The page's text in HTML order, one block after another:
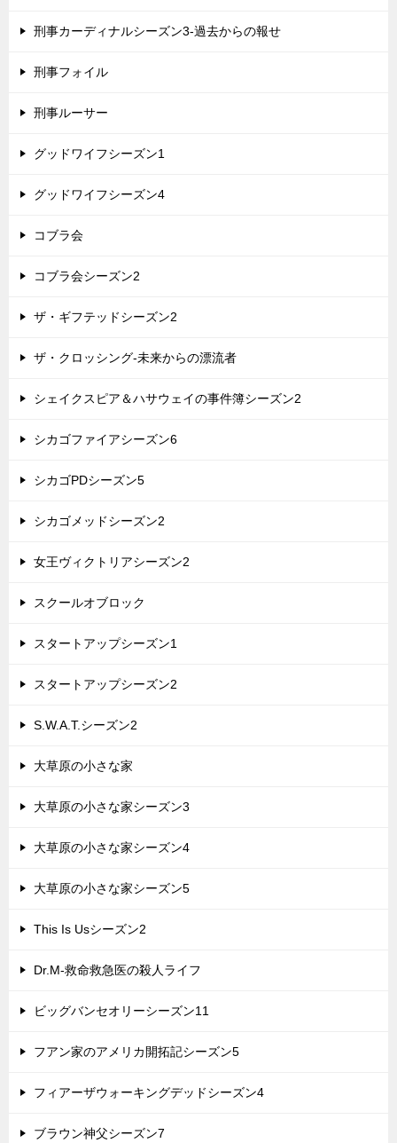
刑事カーディナルシーズン3-過去からの報せ
刑事フォイル
刑事ルーサー
グッドワイフシーズン1
グッドワイフシーズン4
コブラ会
コブラ会シーズン2
ザ・ギフテッドシーズン2
ザ・クロッシング-未来からの漂流者
シェイクスピア＆ハサウェイの事件簿シーズン2
シカゴファイアシーズン6
シカゴPDシーズン5
シカゴメッドシーズン2
女王ヴィクトリアシーズン2
スクールオブロック
スタートアップシーズン1
スタートアップシーズン2
S.W.A.T.シーズン2
大草原の小さな家
大草原の小さな家シーズン3
大草原の小さな家シーズン4
大草原の小さな家シーズン5
This Is Usシーズン2
Dr.M-救命救急医の殺人ライフ
ビッグバンセオリーシーズン11
フアン家のアメリカ開拓記シーズン5
フィアーザウォーキングデッドシーズン4
ブラウン神父シーズン7